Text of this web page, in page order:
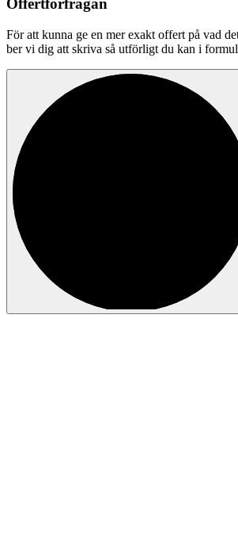
Offertförfrågan
För att kunna ge en mer exakt offert på vad
ber vi dig att skriva så utförligt du kan i